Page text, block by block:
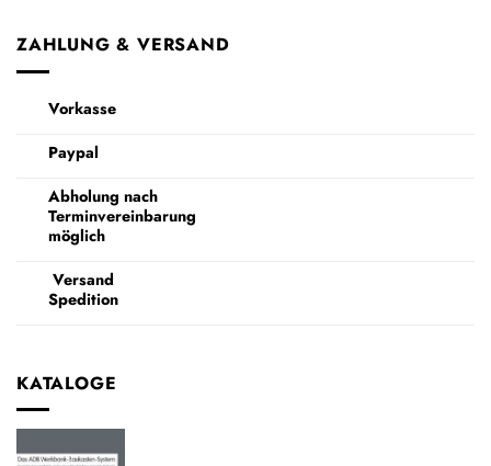
ZAHLUNG & VERSAND
Vorkasse
Paypal
Abholung nach
Terminvereinbarung
möglich
Versand
Spedition
KATALOGE